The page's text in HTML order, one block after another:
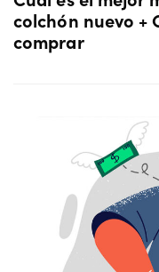
colchón nuevo +
comprar